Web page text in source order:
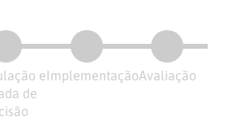
e
de
ImplementaçãoAvaliação